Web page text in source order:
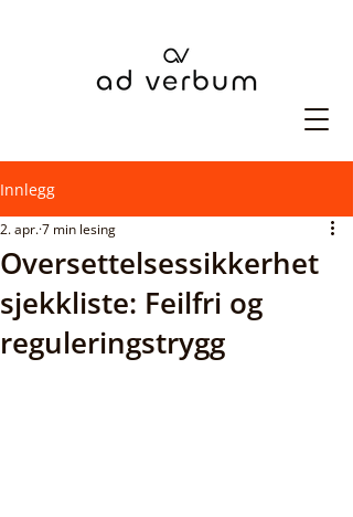
Innlegg
Oversettelsessikkerhet
sjekkliste: Feilfri og
reguleringstrygg
2. apr.7 min lesing